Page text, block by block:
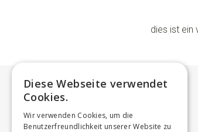
dies ist ein
Diese Webseite verwendet
Cookies.
Wir verwenden Cookies, um die
Benutzerfreundlichkeit unserer Website zu